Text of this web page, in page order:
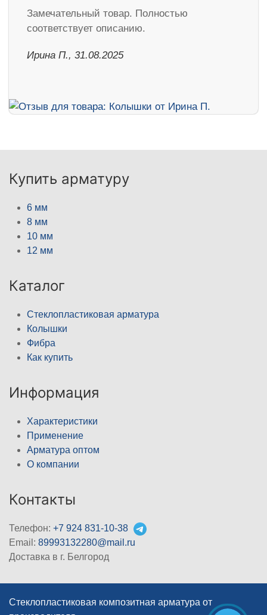
Замечательный товар. Полностью
соответствует описанию.
Ирина П., 31.08.2025
Купить арматуру
6 мм
8 мм
10 мм
12 мм
Каталог
Стеклопластиковая арматура
Колышки
Фибра
Как купить
Информация
Характеристики
Применение
Арматура оптом
О компании
Контакты
Телефон: +7 924 831-10-38
Email: 89993132280@mail.ru
Доставка в г. Белгород
Стеклопластиковая композитная арматура от